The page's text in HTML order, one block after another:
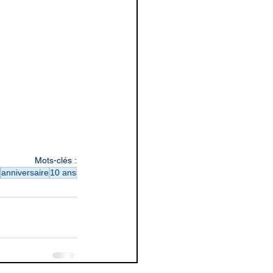
Mots-clés :
anniversaire10 ans